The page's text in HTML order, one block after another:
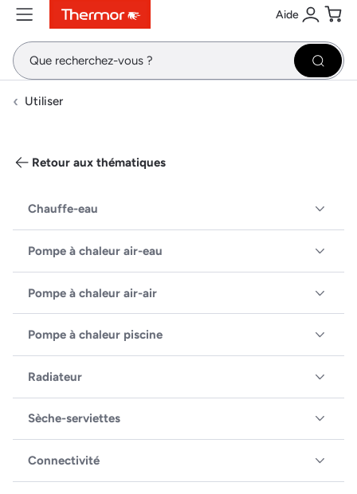
ContenuMenuRecherche Aide
Se
Utiliser
Retour aux thématiques
Chauffe-eau
Pompe à chaleur air-eau
Pompe à chaleur air-air
Pompe à chaleur piscine
Radiateur
Sèche-serviettes
Connectivité